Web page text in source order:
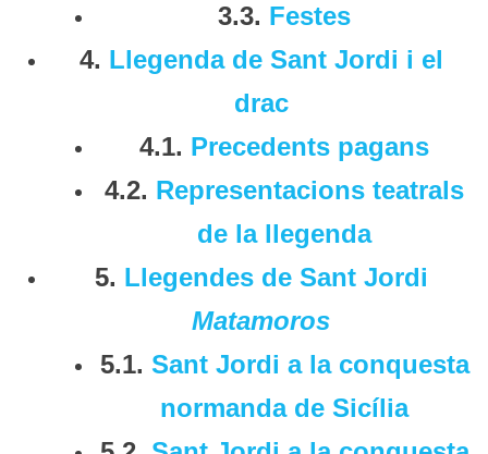
3.3. Festes
4. Llegenda de Sant Jordi i el
drac
4.1. Precedents pagans
4.2. Representacions teatrals
de la llegenda
5. Llegendes de Sant Jordi
Matamoros
5.1. Sant Jordi a la conquesta
normanda de Sicília